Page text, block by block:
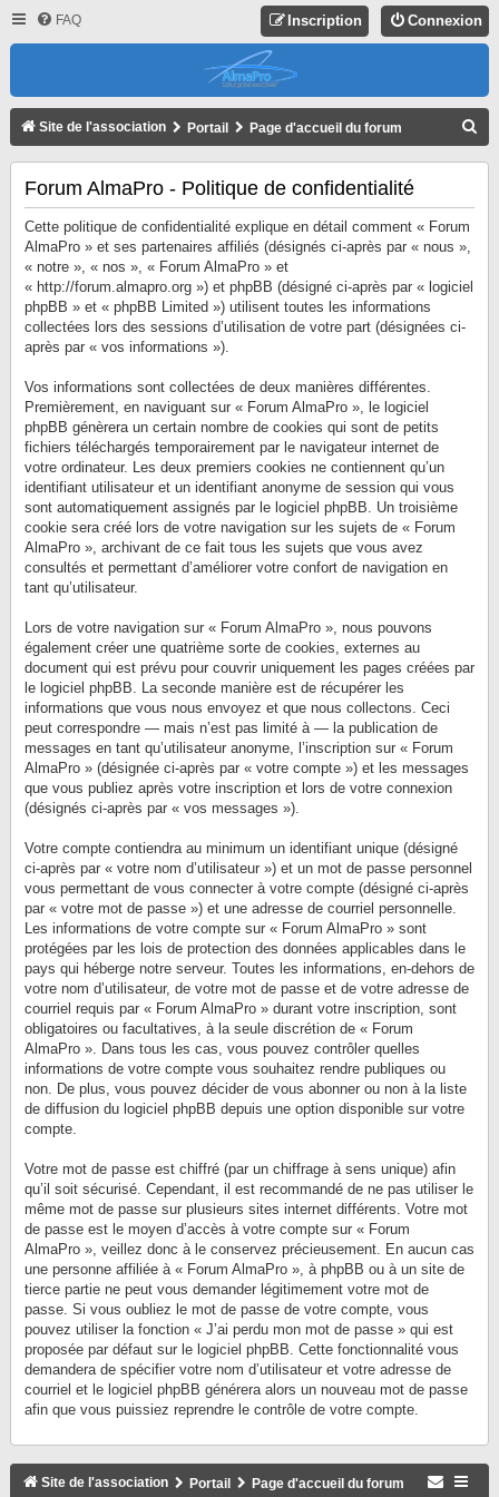
FAQ Connexion
Inscription
Site de l'association Portail Page d'accueil du forum
Forum AlmaPro - Politique de confidentialité
Cette politique de confidentialité explique en détail comment « Forum
AlmaPro » et ses partenaires affiliés (désignés ci-après par « nous »,
« notre », « nos », « Forum AlmaPro » et
« http://forum.almapro.org ») et phpBB (désigné ci-après par « logiciel
phpBB » et « phpBB Limited ») utilisent toutes les informations
collectées lors des sessions d’utilisation de votre part (désignées ci-
après par « vos informations »).
Vos informations sont collectées de deux manières différentes.
Premièrement, en naviguant sur « Forum AlmaPro », le logiciel
phpBB génèrera un certain nombre de cookies qui sont de petits
fichiers téléchargés temporairement par le navigateur internet de
votre ordinateur. Les deux premiers cookies ne contiennent qu’un
identifiant utilisateur et un identifiant anonyme de session qui vous
sont automatiquement assignés par le logiciel phpBB. Un troisième
cookie sera créé lors de votre navigation sur les sujets de « Forum
AlmaPro », archivant de ce fait tous les sujets que vous avez
consultés et permettant d’améliorer votre confort de navigation en
tant qu’utilisateur.
Lors de votre navigation sur « Forum AlmaPro », nous pouvons
également créer une quatrième sorte de cookies, externes au
document qui est prévu pour couvrir uniquement les pages créées par
le logiciel phpBB. La seconde manière est de récupérer les
informations que vous nous envoyez et que nous collectons. Ceci
peut correspondre — mais n’est pas limité à — la publication de
messages en tant qu’utilisateur anonyme, l’inscription sur « Forum
AlmaPro » (désignée ci-après par « votre compte ») et les messages
que vous publiez après votre inscription et lors de votre connexion
(désignés ci-après par « vos messages »).
Votre compte contiendra au minimum un identifiant unique (désigné
ci-après par « votre nom d’utilisateur ») et un mot de passe personnel
vous permettant de vous connecter à votre compte (désigné ci-après
par « votre mot de passe ») et une adresse de courriel personnelle.
Les informations de votre compte sur « Forum AlmaPro » sont
protégées par les lois de protection des données applicables dans le
pays qui héberge notre serveur. Toutes les informations, en-dehors de
votre nom d’utilisateur, de votre mot de passe et de votre adresse de
courriel requis par « Forum AlmaPro » durant votre inscription, sont
obligatoires ou facultatives, à la seule discrétion de « Forum
AlmaPro ». Dans tous les cas, vous pouvez contrôler quelles
informations de votre compte vous souhaitez rendre publiques ou
non. De plus, vous pouvez décider de vous abonner ou non à la liste
de diffusion du logiciel phpBB depuis une option disponible sur votre
compte.
Votre mot de passe est chiffré (par un chiffrage à sens unique) afin
qu’il soit sécurisé. Cependant, il est recommandé de ne pas utiliser le
même mot de passe sur plusieurs sites internet différents. Votre mot
de passe est le moyen d’accès à votre compte sur « Forum
AlmaPro », veillez donc à le conservez précieusement. En aucun cas
une personne affiliée à « Forum AlmaPro », à phpBB ou à un site de
tierce partie ne peut vous demander légitimement votre mot de
passe. Si vous oubliez le mot de passe de votre compte, vous
pouvez utiliser la fonction « J’ai perdu mon mot de passe » qui est
proposée par défaut sur le logiciel phpBB. Cette fonctionnalité vous
demandera de spécifier votre nom d’utilisateur et votre adresse de
courriel et le logiciel phpBB générera alors un nouveau mot de passe
afin que vous puissiez reprendre le contrôle de votre compte.
Site de l'association Portail Page d'accueil du forum